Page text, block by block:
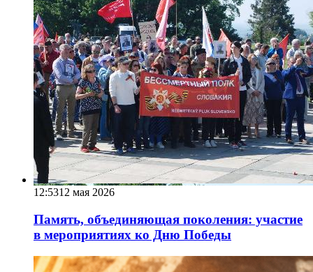
12:5312 мая 2026
Память, объединяющая поколения: участие
в мероприятиях ко Дню Победы